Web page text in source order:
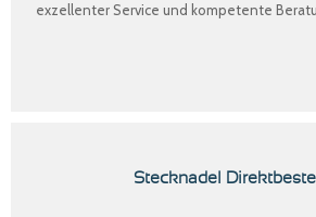
exzellenter Service und kompetente
Stecknadel